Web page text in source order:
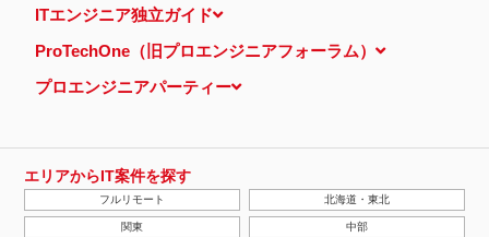
ITエンジニア独立ガイド
ProTechOne（旧プロエンジニアフォーラム）
プロエンジニアパーティー
エリアからIT案件を探す
フルリモート 北海道・東北
関東 中部